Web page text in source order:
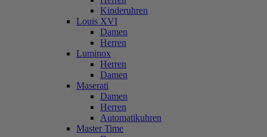
Kinderuhren
Louis XVI
Damen
Herren
Luminox
Herren
Damen
Maserati
Damen
Herren
Automatikuhren
Master Time